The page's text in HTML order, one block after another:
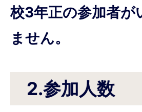
校3年正の参加者が
ません。
2.参加人数